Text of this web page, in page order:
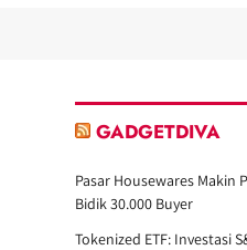
GADGETDIVA
Pasar Housewares Makin
Bidik 30.000 Buyer
Tokenized ETF: Investasi